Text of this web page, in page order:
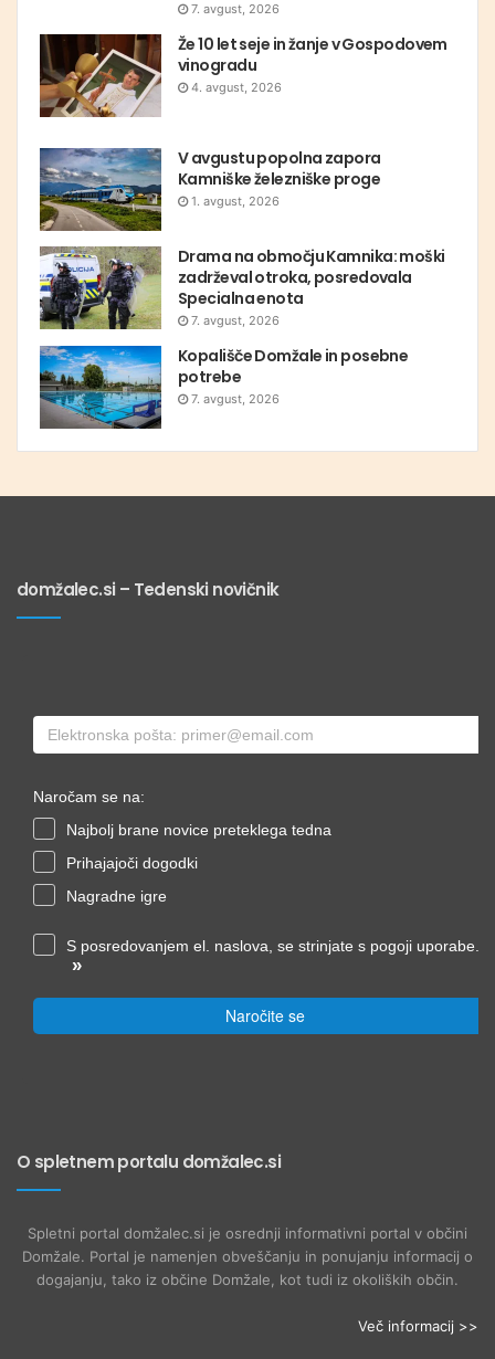
7. avgust, 2026
Že 10 let seje in žanje v Gospodovem
vinogradu
4. avgust, 2026
V avgustu popolna zapora
Kamniške železniške proge
1. avgust, 2026
Drama na območju Kamnika: moški
zadrževal otroka, posredovala
Specialna enota
7. avgust, 2026
Kopališče Domžale in posebne
potrebe
7. avgust, 2026
domžalec.si – Tedenski novičnik
Naročam se na:
Najbolj brane novice preteklega tedna
Prihajajoči dogodki
Nagradne igre
S posredovanjem el. naslova, se strinjate s pogoji uporabe.
»
Naročite se
O spletnem portalu domžalec.si
Spletni portal domžalec.si je osrednji informativni portal v občini
Domžale. Portal je namenjen obveščanju in ponujanju informacij o
dogajanju, tako iz občine Domžale, kot tudi iz okoliških občin.
Več informacij >>